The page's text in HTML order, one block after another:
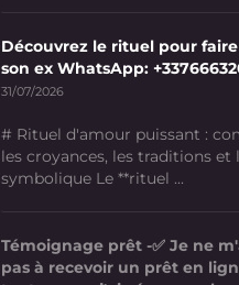
Découvrez le rituel pour
son ex WhatsApp:
31/07/2026
# Rituel d'amour puissant :
les croyances, les traditions et
symbolique Le **rituel ...
Témoignage prêt -✅ Je ne
pas à recevoir un prêt en